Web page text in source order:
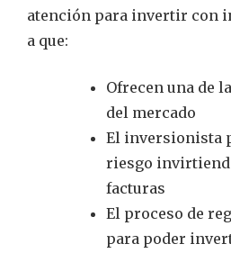
atención para invertir con
a que:
Ofrecen una de
del mercado
El inversionista
riesgo
facturas
El proceso de
para poder